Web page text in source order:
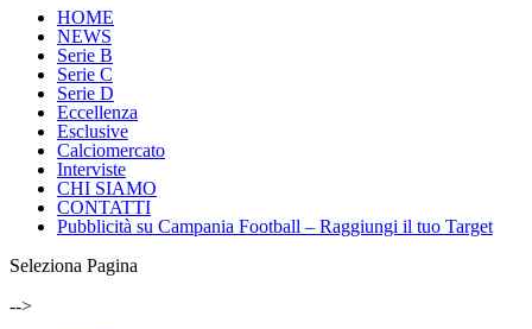
HOME
NEWS
Serie B
Serie C
Serie D
Eccellenza
Esclusive
Calciomercato
Interviste
CHI SIAMO
CONTATTI
Pubblicità su Campania Football – Raggiungi il tuo Target
Seleziona Pagina
-->